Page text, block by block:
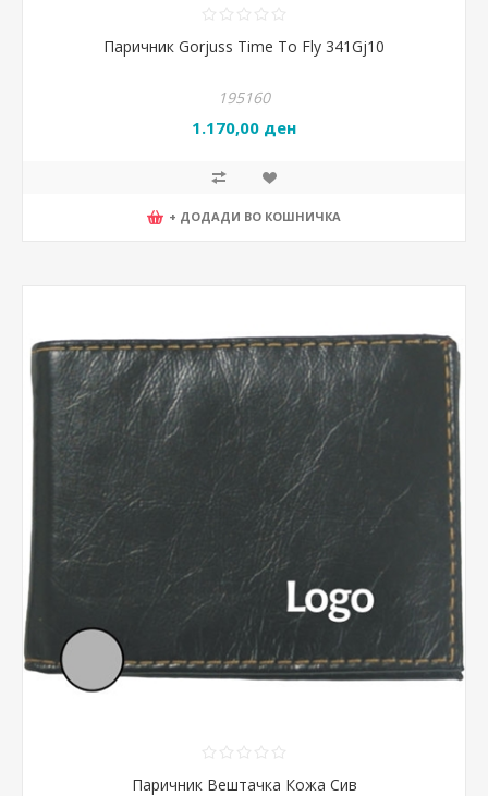
Паричник Gorjuss Time To Fly 341Gj10
195160
1.170,00 ден
+ ДОДАДИ ВО КОШНИЧКА
Паричник Вештачка Кожа Сив